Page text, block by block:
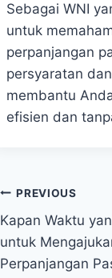
Sebagai WNI
untuk
perpanjangan
persyaratan
membantu
efisien dan
Post
PREVIOUS
Kapan Waktu
untuk
Perpanjangan